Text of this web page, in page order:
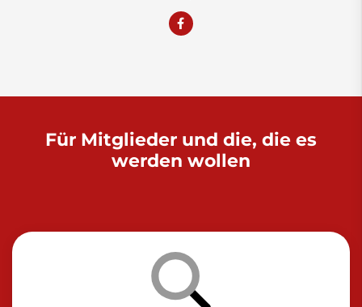
Für Mitglieder und die, die es
werden wollen